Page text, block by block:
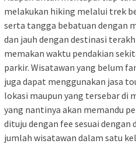
melakukan hiking melalui trek
serta tangga bebatuan dengan
dan jauh dengan destinasi
memakan waktu pendakian
parkir. Wisatawan yang belum
juga dapat menggunakan jasa
lokasi maupun yang tersebar di
yang nantinya akan memandu
dituju dengan fee sesuai dengan
jumlah wisatawan dalam satu